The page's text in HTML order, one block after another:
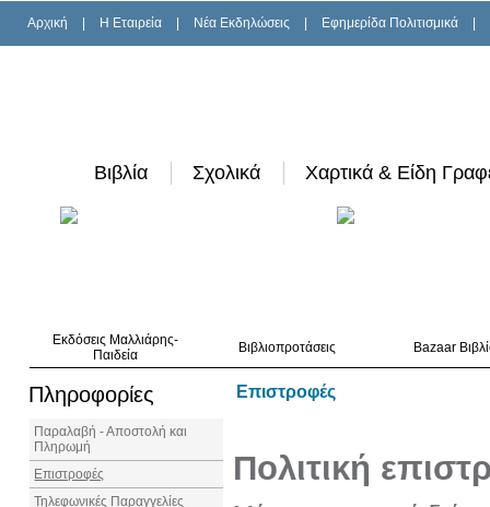
Αρχική H Εταιρεία Νέα Εκδηλώσεις Εφημερίδα Πολιτισμικά
Βιβλία Σχολικά Χαρτικά & Είδη
Εκδόσεις Μαλλιάρης-
Παιδεία
Βιβλιοπροτάσεις Bazaar
Πληροφορίες
Παραλαβή - Αποστολή και
Πληρωμή
Επιστροφές
Τηλεφωνικές Παραγγελίες
Επιστροφές
Πολιτική